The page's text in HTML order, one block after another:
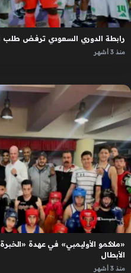
رابطة الدوري السعودي ترفض طلب
منذ 3 أشهر
«ملاكمو الأوليمبي» في عهدة
الأبطال
منذ 3 أشهر